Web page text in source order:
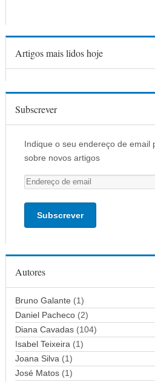
Artigos mais lidos hoje
Subscrever
Indique o seu endereço de email
sobre novos artigos
E
n
d
o
d
e
e
m
a
i
l
Autores
Bruno Galante (1)
Daniel Pacheco(2)
Diana Cavadas(104)
Isabel Teixeira (1)
Joana Silva (1)
José Matos(1)